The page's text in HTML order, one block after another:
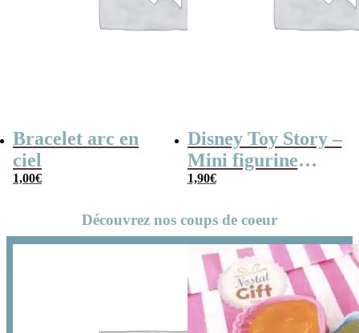
Bracelet arc en
ciel
1,00€
Disney Toy Story –
Mini figurine
mystère série B
1,90€
Découvrez nos coups de coeur